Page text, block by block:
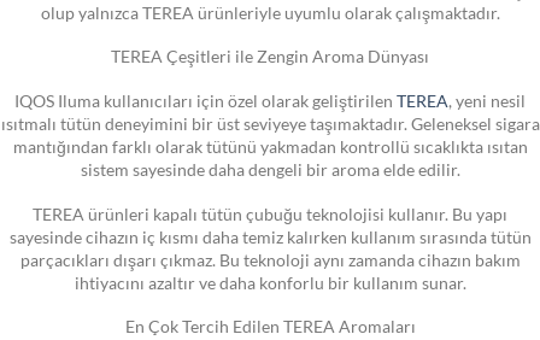
olup yalnızca TEREA ürünleriyle uyumlu olarak çalışmaktadır.
TEREA Çeşitleri ile Zengin Aroma Dünyası
IQOS Iluma kullanıcıları için özel olarak geliştirilen TEREA, yeni nesil
ısıtmalı tütün deneyimini bir üst seviyeye taşımaktadır. Geleneksel sigara
mantığından farklı olarak tütünü yakmadan kontrollü sıcaklıkta ısıtan
sistem sayesinde daha dengeli bir aroma elde edilir.
TEREA ürünleri kapalı tütün çubuğu teknolojisi kullanır. Bu yapı
sayesinde cihazın iç kısmı daha temiz kalırken kullanım sırasında tütün
parçacıkları dışarı çıkmaz. Bu teknoloji aynı zamanda cihazın bakım
ihtiyacını azaltır ve daha konforlu bir kullanım sunar.
En Çok Tercih Edilen TEREA Aromaları